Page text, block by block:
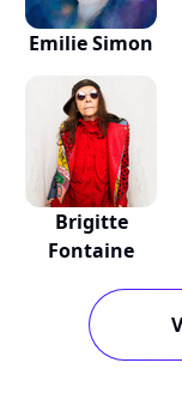
Emilie Simon
Brigitte
Fontaine